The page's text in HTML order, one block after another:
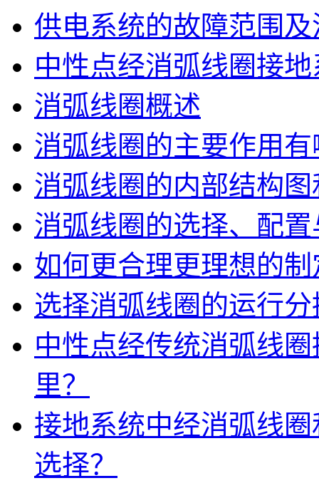
供电系统的故障范围
中性点经消弧线圈接
消弧线圈概述
消弧线圈的主要作用有
消弧线圈的内部结构
消弧线圈的选择、配
如何更合理更理想的
选择消弧线圈的运行
中性点经传统消弧线
里？
接地系统中经消弧线
选择？